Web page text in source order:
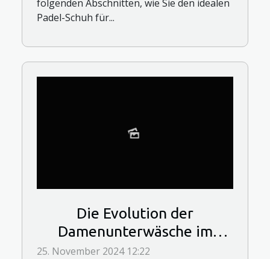
folgenden Abschnitten, wie Sie den idealen
Padel-Schuh für...
Die Evolution der
Damenunterwäsche im
Laufe der Jahrhunderte
25. November 2024 12:22